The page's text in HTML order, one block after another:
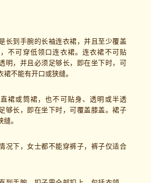
长到手腕的长袖连衣裙，并且至少覆盖
不可穿低领口连衣裙。连衣裙不可贴
明，并且必须足够长，即在坐下时，可
不能有开口或狭缝。
裙或筒裙，也不可贴身、透明或半透
够长，即在坐下时，可覆盖膝盖。裙子
。
况下，女士都不能穿裤子，裤子仅适合